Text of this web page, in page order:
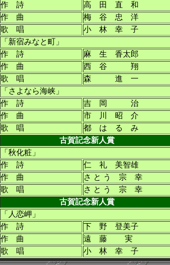
作 詩
高 田 直 和
作 曲
梅 谷 忠 洋
歌 唱
小 林 幸 子
「新宿みなと町」
作 詩
麻 生 香太郎
作 曲
西 谷 翔
歌 唱
森 進 一
「さよなら海峡」
作 詩
吉 岡 治
作 曲
市 川 昭 介
歌 唱
都 は る み
古賀記念新人賞
「秋化粧」
作 詩
仁 礼 美智雄
作 曲
さ と う 宗 幸
歌 唱
さ と う 宗 幸
古賀記念新人賞
「人恋岬」
作 詩
下 野 登美子
作 曲
遠 藤 実
歌 唱
小 林 幸 子